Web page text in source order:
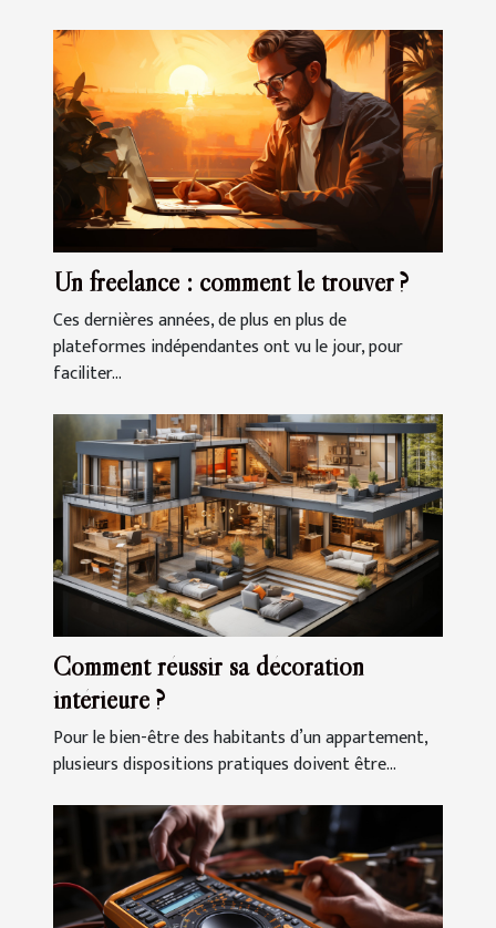
Un freelance : comment le trouver ?
Ces dernières années, de plus en plus de
plateformes indépendantes ont vu le jour, pour
faciliter...
Comment réussir sa décoration
intérieure ?
Pour le bien-être des habitants d’un appartement,
plusieurs dispositions pratiques doivent être...